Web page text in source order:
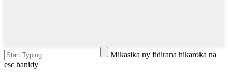
Mikasika ny fidirana hikaroka na
esc hanidy